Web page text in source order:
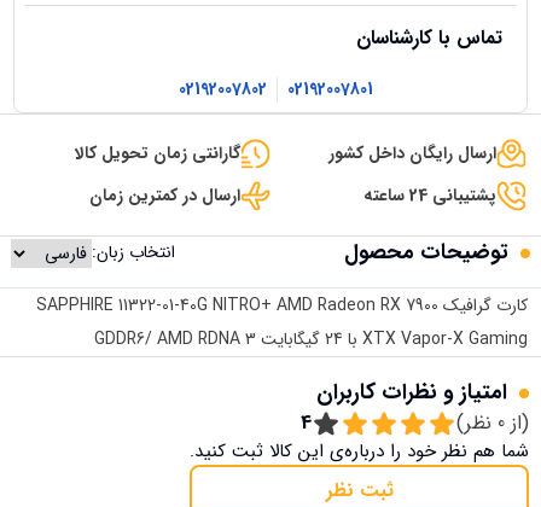
تماس با کارشناسان
02192007801
02192007802
ارسال رایگان داخل کشور
گارانتی زمان تحویل کالا
پشتیبانی 24 ساعته
ارسال در کمترین زمان
توضیحات محصول
انتخاب زبان:
کارت گرافیک SAPPHIRE 11322-01-40G NITRO+ AMD Radeon RX 7900
XTX Vapor-X Gaming با 24 گیگابایت GDDR6/ AMD RDNA 3
امتیاز و نظرات کاربران
(از 0 نظر) 4
شما هم نظر خود را درباره‌ی این کالا ثبت کنید.
ثبت نظر